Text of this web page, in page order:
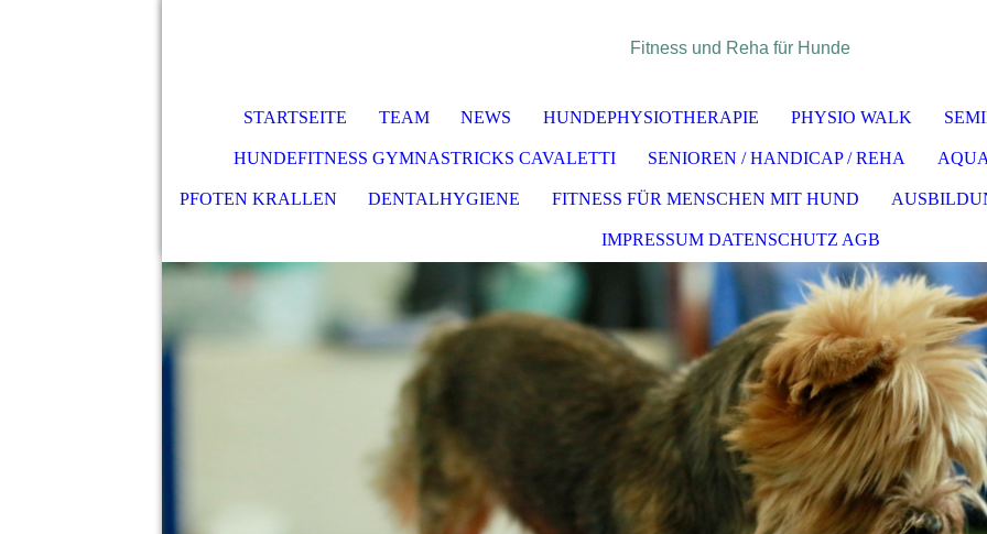
Fitness und Reha für Hunde
STARTSEITE TEAM NEWS HUNDEPHYSIOTHERAPIE PHYSIO WALK
HUNDEFITNESS GYMNASTRICKS CAVALETTI SENIOREN / HANDICAP / REHA
PFOTEN KRALLEN DENTALHYGIENE FITNESS FÜR MENSCHEN MIT HUND
IMPRESSUM DATENSCHUTZ AGB